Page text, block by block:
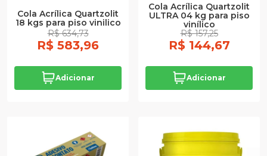
Cola Acrílica Quartzolit
18 kgs para piso vinilico
R$ 634,73
R$ 583,96
Adicionar
Cola Acrílica Quartzolit
ULTRA 04 kg para piso
vinílico
R$ 157,25
R$ 144,67
Adicionar